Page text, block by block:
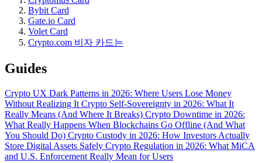
Bybit Card
Gate.io Card
Volet Card
Crypto.com 비자 카드는
Guides
Crypto UX Dark Patterns in 2026: Where Users Lose Money
Without Realizing It Crypto Self-Sovereignty in 2026: What It
Really Means (And Where It Breaks) Crypto Downtime in 2026:
What Really Happens When Blockchains Go Offline (And What
You Should Do) Crypto Custody in 2026: How Investors Actually
Store Digital Assets Safely Crypto Regulation in 2026: What MiCA
and U.S. Enforcement Really Mean for Users